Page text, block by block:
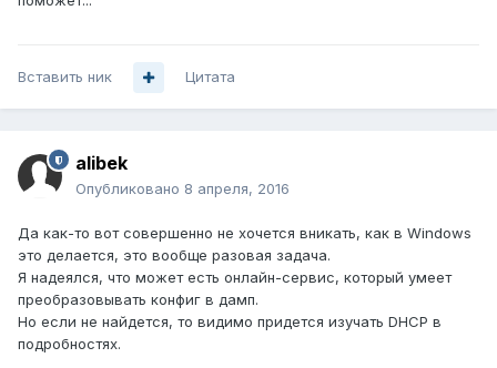
Вставить ник Цитата
alibek
Опубликовано 8 апреля, 2016
Да как-то вот совершенно не хочется вникать, как в Windows
это делается, это вообще разовая задача.
Я надеялся, что может есть онлайн-сервис, который умеет
преобразовывать конфиг в дамп.
Но если не найдется, то видимо придется изучать DHCP в
подробностях.